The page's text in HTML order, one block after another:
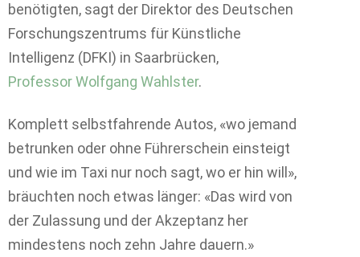
benötigten, sagt der Direktor des Deutschen
Forschungszentrums für Künstliche
Intelligenz (DFKI) in Saarbrücken,
Professor Wolfgang Wahlster.
Komplett selbstfahrende Autos, «wo jemand
betrunken oder ohne Führerschein einsteigt
und wie im Taxi nur noch sagt, wo er hin will»,
bräuchten noch etwas länger: «Das wird von
der Zulassung und der Akzeptanz her
mindestens noch zehn Jahre dauern.»